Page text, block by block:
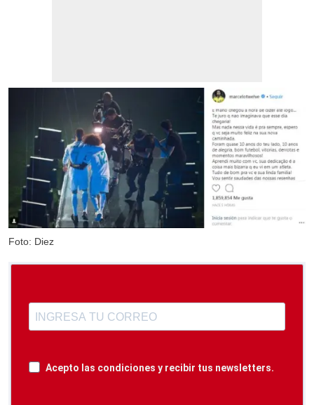
Foto: Diez
Acepto las condiciones y recibir tus newsletters.